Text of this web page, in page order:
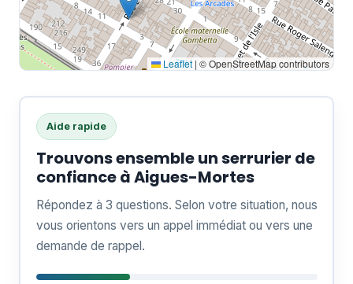
Leaflet | © OpenStreetMap contributors
Aide rapide
Trouvons ensemble un serrurier de
confiance à Aigues-Mortes
Répondez à 3 questions. Selon votre situation, nous
vous orientons vers un appel immédiat ou vers une
demande de rappel.